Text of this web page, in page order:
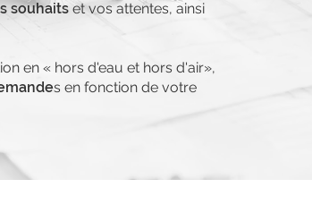
souhaits et vos attentes, ainsi
en « hors d'eau et hors d'air»,
s en fonction de votre